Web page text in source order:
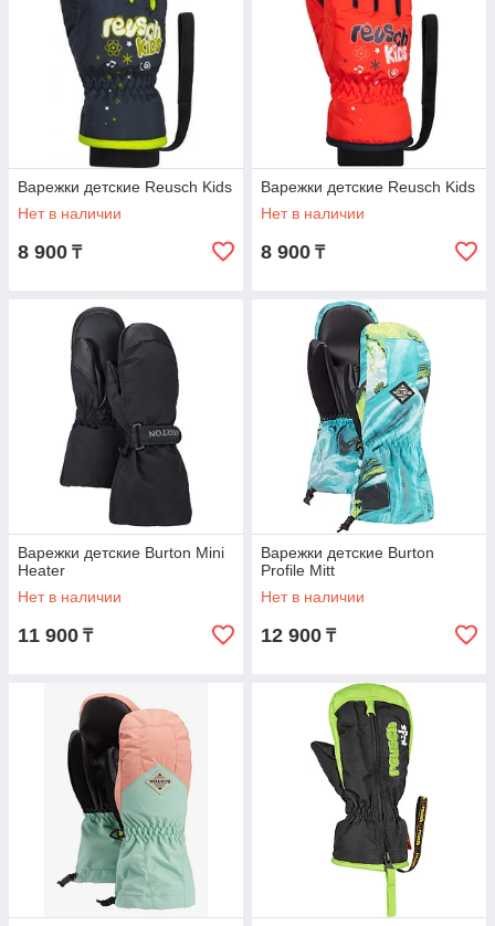
Варежки детские Reusch Kids
Нет в наличии
8 900 ₸
Варежки детские Reusch Kids
Нет в наличии
8 900 ₸
Варежки детские Burton Mini
Heater
Нет в наличии
11 900 ₸
Варежки детские Burton
Profile Mitt
Нет в наличии
12 900 ₸